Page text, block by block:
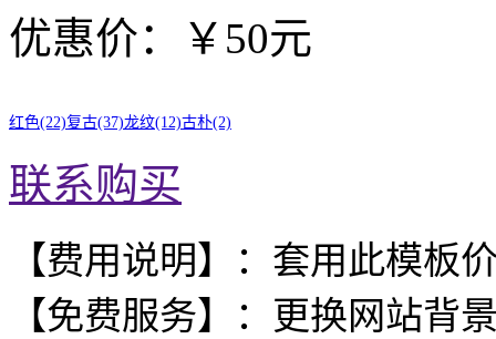
优惠价：￥50元
红色(22)复古(37)龙纹(12)古朴(2)
联系购买
【费用说明】：套用此模板
【免费服务】：更换网站背